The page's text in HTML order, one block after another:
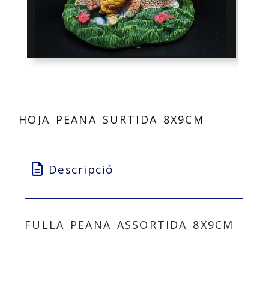
HOJA PEANA SURTIDA 8X9CM
Descripció
FULLA PEANA ASSORTIDA 8X9CM